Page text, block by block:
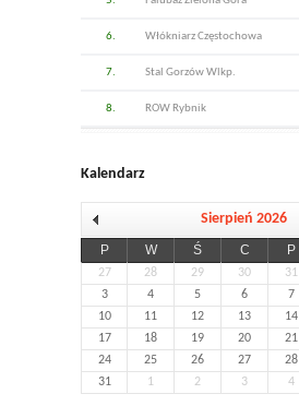
6. Włókniarz Częstochowa
7. Stal Gorzów Wlkp.
8. ROW Rybnik
Kalendarz
Sierpień 2026
P W Ś C P
27 28 29 30 31
3
4 5 6 7
10
11 12 13 14
17
18 19 20 21
24
25 26 27 28
31
1 2 3 4